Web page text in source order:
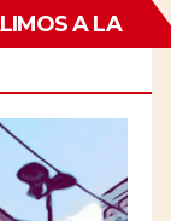
A LA